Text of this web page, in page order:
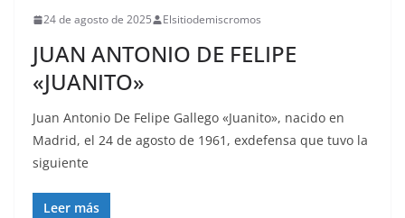
24 de agosto de 2025 Elsitiodemiscromos
JUAN ANTONIO DE FELIPE
«JUANITO»
Juan Antonio De Felipe Gallego «Juanito», nacido en
Madrid, el 24 de agosto de 1961, exdefensa que tuvo la
siguiente
Leer más